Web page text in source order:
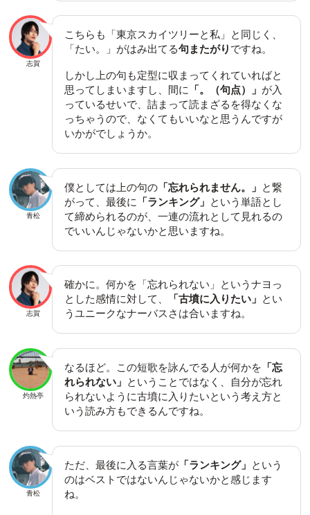
志賀
こちらも「東京スカイツリーと私」と同じく、
「たい。」がはみ出てる句またがり ですね。
しかし上の句も定型に収まってくれていればと
思ってしまいますし、間に
「。（句点）」 が入
っているせいで、詰まって読まざるを得なくな
っちゃうので、なくてもいいなと思うんですが
いかがでしょうか。
青松
僕としては上の句の 「忘れられません。」 と繋
がって、最後に
「ランキング」 という単語とし
て締められるのが、一連の流れとして見れるの
でいいんじゃないかと思いますね。
志賀
確かに。何かを「忘れられない」というナヨっ
とした感情に対して、
「古墳に入りたい」 とい
うユニークなナーバスさは合いますね。
灼熱亭
なるほど。この短歌を詠んでる人が何かを 「忘
れられない」 ということではなく、自分が忘れ
られないように古墳に入りたいという考え方と
いう読み方もできるんですね。
青松
ただ、最後に入る言葉が 「ランキング」 という
のはベストではないんじゃないかと感じます
ね。